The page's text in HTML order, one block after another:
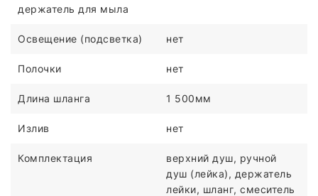
держатель для мыла
Освещение (подсветка) нет
Полочки нет
Длина шланга 1 500мм
Излив нет
Комплектация
верхний душ, ручной
душ (лейка), держатель
лейки, шланг, смеситель